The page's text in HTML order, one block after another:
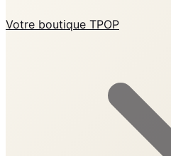
Votre boutique TPOP